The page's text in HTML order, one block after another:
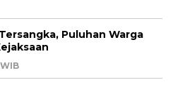
Puluhan Warga